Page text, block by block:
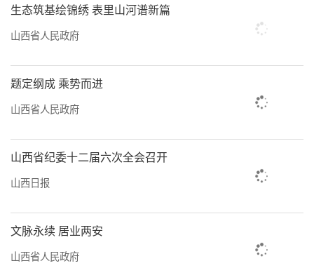
生态筑基绘锦绣 表里山河谱新篇
山西省人民政府
题定纲成 乘势而进
山西省人民政府
山西省纪委十二届六次全会召开
山西日报
文脉永续 居业两安
山西省人民政府